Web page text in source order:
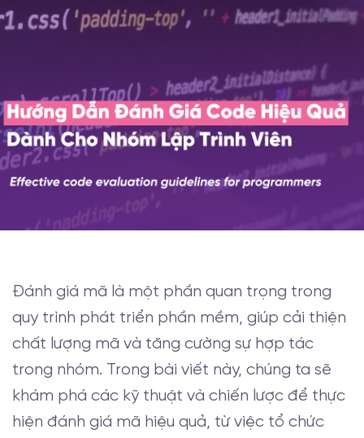
Đánh giá mã là một phần quan trọng trong
quy trình phát triển phần mềm, giúp cải thiện
chất lượng mã và tăng cường sự hợp tác
trong nhóm. Trong bài viết này, chúng ta sẽ
khám phá các kỹ thuật và chiến lược để thực
hiện đánh giá mã hiệu quả, từ việc tổ chức